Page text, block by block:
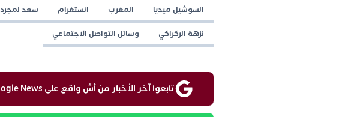
السوشيل ميديا المغرب انستغرام سعد لمجرد
نزهة الركراكي وسائل التواصل الاجتماعي
تابعوا آخر الأخبار من أش واقع على Google News